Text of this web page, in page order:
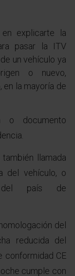
explicarte la
pasar la ITV
un vehículo ya
o nuevo,
en la mayoría de
o documento
llamada
del vehículo, o
del país de
del
reducida del
conformidad CE
cumple con